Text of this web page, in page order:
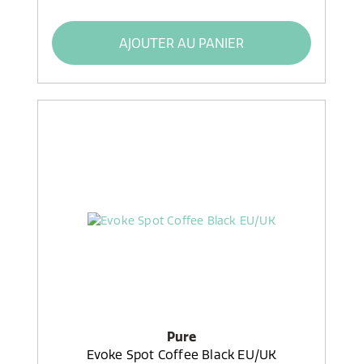
AJOUTER AU PANIER
Pure
Evoke Spot Coffee Black EU/UK